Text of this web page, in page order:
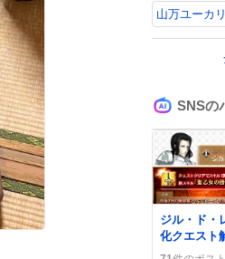
山万ユーカ
SNSの
ジル・ド・
化クエスト
増加やジャ